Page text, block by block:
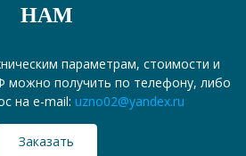
НАМ
параметрам, стоимости и
можно получить по телефону, либо
на e-mail: uzno02@yandex.ru
Заказать